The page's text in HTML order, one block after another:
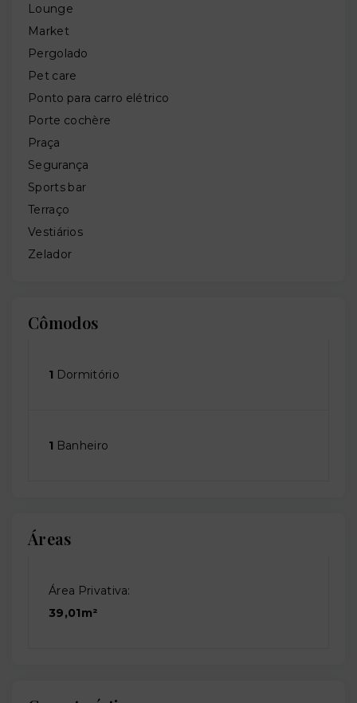
Lounge
Market
Pergolado
Pet care
Ponto para carro elétrico
Porte cochère
Praça
Segurança
Sports bar
Terraço
Vestiários
Zelador
Cômodos
1 Dormitório
1 Banheiro
Áreas
Área Privativa:
39,01m²